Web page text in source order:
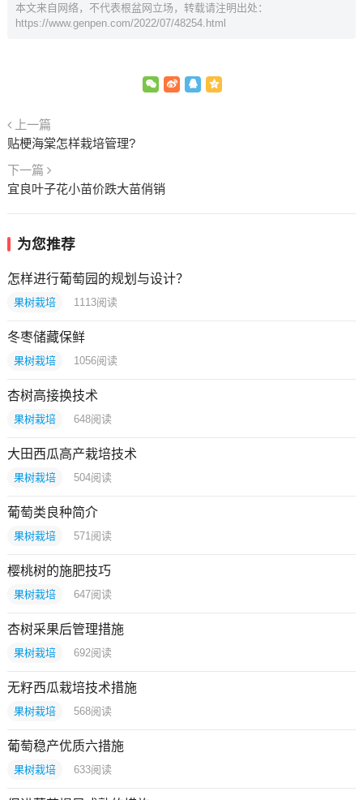
本文来自网络，不代表根盆网立场，转载请注明出处：
https://www.genpen.com/2022/07/48254.html
上一篇
贴梗海棠怎样栽培管理?
下一篇
宜良叶子花小苗价跌大苗俏销
为您推荐
怎样进行葡萄园的规划与设计？
果树栽培 1113阅读
冬枣储藏保鲜
果树栽培 1056阅读
杏树高接换技术
果树栽培 648阅读
大田西瓜高产栽培技术
果树栽培 504阅读
葡萄类良种简介
果树栽培 571 阅读
樱桃树的施肥技巧
果树栽培 647阅读
杏树采果后管理措施
果树栽培 692阅读
无籽西瓜栽培技术措施
果树栽培 568阅读
葡萄稳产优质六措施
果树栽培 633阅读